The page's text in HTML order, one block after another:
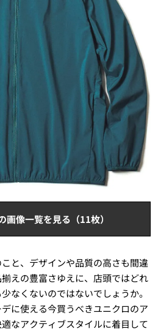
画像一覧を見る（11枚）
と、デザインや品質の高さも間違
えの豊富さゆえに、店頭ではどれ
なくないのではないでしょうか。
に使える今買うべきユニクロのア
なアクティブスタイルに着目して